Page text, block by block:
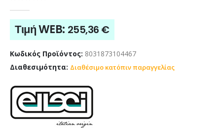
Τιμή WEB: 255,36 €
Κωδικός Προϊόντος: 8031873104467
Διαθεσιμότητα: Διαθέσιμο κατόπιν παραγγελίας